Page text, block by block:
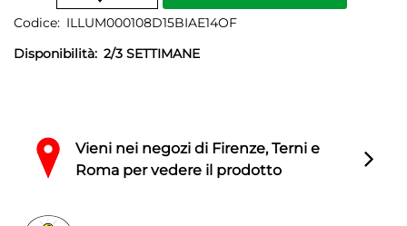
Codice: ILLUM000108D15BIAE14OF
Disponibilità: 2/3 SETTIMANE
Vieni nei negozi di Firenze, Terni e
Roma per vedere il prodotto